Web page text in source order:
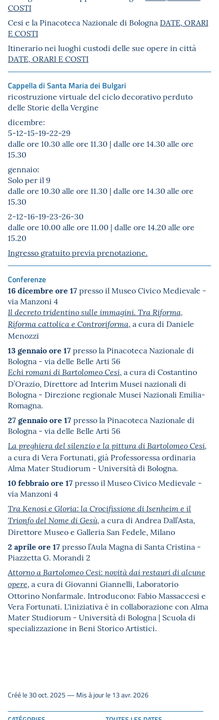
COSTI
Cesi e la Pinacoteca Nazionale di Bologna DATE, ORARI
E COSTI
Itinerario nei luoghi custodi delle sue opere in città
DATE, ORARI E COSTI
Cappella di Santa Maria dei Bulgari
ricostruzione virtuale del ciclo decorativo perduto
delle Storie della Vergine
dicembre:
5-12-15-19-22-29
dalle ore 10.30 alle ore 11.30 | dalle ore 14.30 alle ore
15.30
gennaio:
Solo per il 9
dalle ore 10.30 alle ore 11.30 | dalle ore 14.30 alle ore
15.30
2-12-16-19-23-26-30
dalle ore 10.00 alle ore 11.00 | dalle ore 14.20 alle ore
15.20
Ingresso gratuito previa prenotazione.
Conferenze
16 dicembre ore 17presso il Museo Civico Medievale -
via Manzoni 4
Il decreto tridentino sulle immagini. Tra Riforma,
Riforma cattolica e Controriforma, a cura di Daniele
Menozzi
13 gennaio ore 17presso la Pinacoteca Nazionale di
Bologna - via delle Belle Arti 56
Echi romani di Bartolomeo Cesi, a cura di Costantino
D’Orazio, Direttore ad Interim Musei nazionali di
Bologna - Direzione regionale Musei Nazionali Emilia-
Romagna.
27 gennaio ore 17presso la Pinacoteca Nazionale di
Bologna - via delle Belle Arti 56
La preghiera del silenzio e la pittura di Bartolomeo Cesi,
a cura di Vera Fortunati, già Professoressa ordinaria
Alma Mater Studiorum - Università di Bologna.
10 febbraio ore 17presso il Museo Civico Medievale -
via Manzoni 4
Tra Kenosi e Gloria: la Crocifissione di Isenheim e il
Trionfo del Nome di Gesù, a cura di Andrea Dall’Asta,
Direttore Museo e Galleria San Fedele, Milano
2 aprile ore 17presso l’Aula Magna di Santa Cristina -
Piazzetta G. Morandi 2
Attorno a Bartolomeo Cesi: novità dai restauri di alcune
opere, a cura di Giovanni Giannelli, Laboratorio
Ottorino Nonfarmale. Introducono: Fabio Massaccesi e
Vera Fortunati. L'iniziativa è in collaborazione con Alma
Mater Studiorum - Università di Bologna | Scuola di
specializzazione in Beni Storico Artistici.
Créé le 30 oct. 2025 — Mis à jour le 13 avr. 2026